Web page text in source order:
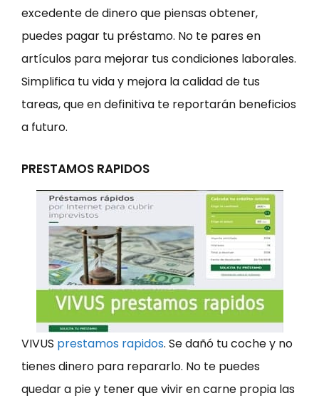
excedente de dinero que piensas obtener,
puedes pagar tu préstamo. No te pares en
artículos para mejorar tus condiciones laborales.
Simplifica tu vida y mejora la calidad de tus
tareas, que en definitiva te reportarán beneficios
a futuro.
PRESTAMOS RAPIDOS
VIVUS prestamos rapidos. Se dañó tu coche y no
tienes dinero para repararlo. No te puedes
quedar a pie y tener que vivir en carne propia las